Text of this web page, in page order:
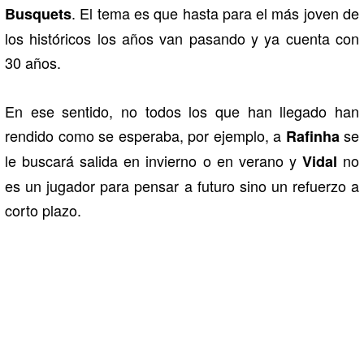
Busquets. El tema es que hasta para el más joven de
los históricos los años van pasando y ya cuenta con
30 años.
En ese sentido, no todos los que han llegado han
rendido como se esperaba, por ejemplo, a Rafinhase
le buscará salida en invierno o en verano y Vidal no
es un jugador para pensar a futuro sino un refuerzo a
corto plazo.